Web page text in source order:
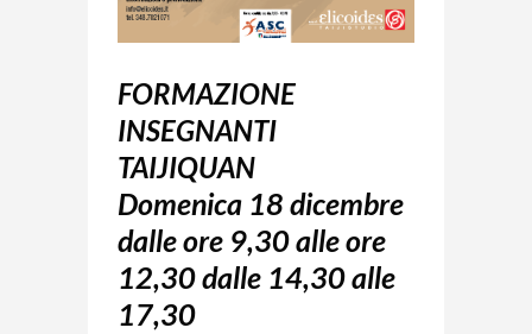
FORMAZIONE
INSEGNANTI
TAIJIQUAN
Domenica 18 dicembre
dalle ore 9,30 alle ore
12,30 dalle 14,30 alle
17,30